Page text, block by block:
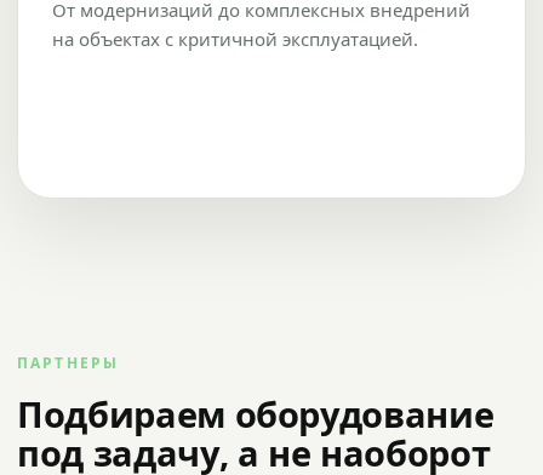
От модернизаций до комплексных внедрений
на объектах с критичной эксплуатацией.
ПАРТНЕРЫ
Подбираем оборудование
под задачу, а не наоборот